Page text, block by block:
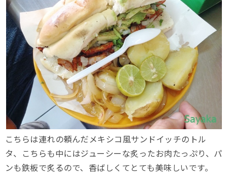
こちらは連れの頼んだメキシコ風サンドイッチのトル
タ、こちらも中にはジューシーな炙ったお肉たっぷり、パ
ンも鉄板で炙るので、香ばしくてとても美味しいです。